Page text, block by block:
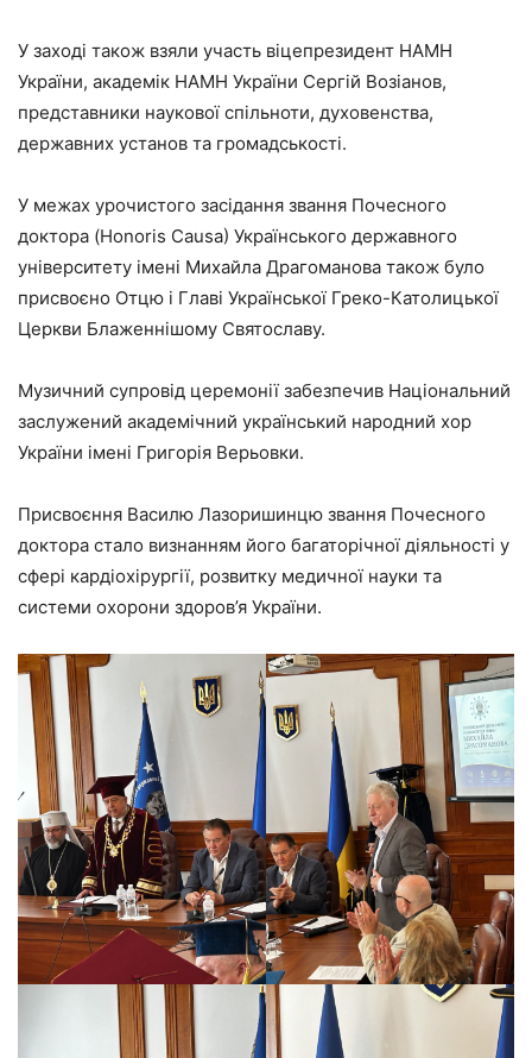
У заході також взяли участь віцепрезидент НАМН
України, академік НАМН України Сергій Возіанов,
представники наукової спільноти, духовенства,
державних установ та громадськості.
У межах урочистого засідання звання Почесного
доктора (Honoris Causa) Українського державного
університету імені Михайла Драгоманова також було
присвоєно Отцю і Главі Української Греко-Католицької
Церкви Блаженнішому Святославу.
Музичний супровід церемонії забезпечив Національний
заслужений академічний український народний хор
України імені Григорія Верьовки.
Присвоєння Василю Лазоришинцю звання Почесного
доктора стало визнанням його багаторічної діяльності у
сфері кардіохірургії, розвитку медичної науки та
системи охорони здоров’я України.